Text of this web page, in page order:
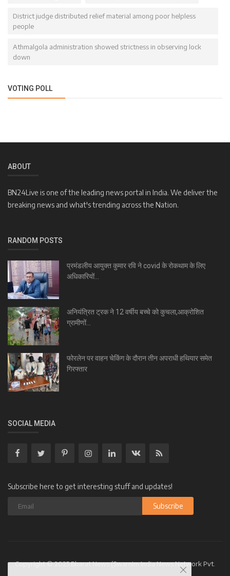
District judge distributed relief material among poor helpless
people
Athmalgola administration showed strictness in observing lock
down
VOTING POLL
ABOUT
BN24Live is one of the leading news portal in India. We deliver the
breaking news and what's trending across the Nation.
RANDOM POSTS
प्रमंडलीय आयुक्त कुमार रवि ने covid के रोकथाम के लिए
अधिकारियों...
अनियंत्रित ट्रक ने 12 वर्षीय बच्चे को कुचला,आक्रोशित
ग्रामीणों...
फोरलेन पर वाहन चेकिंग के दौरान तीन अपराधी हथियार समेत
गिरफ्तार
SOCIAL MEDIA
Subscribe here to get interesting stuff and updates!
Subscribe
Copyright © 2025 Bharat News (Swarnim India News Network Pvt.